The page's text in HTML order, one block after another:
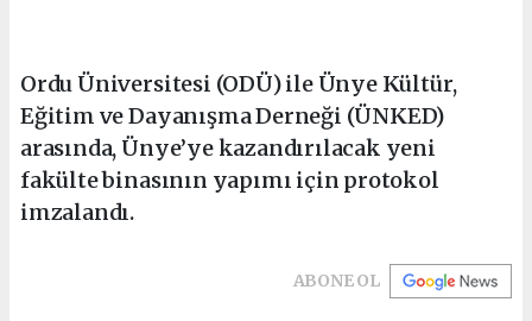
Ordu Üniversitesi (ODÜ) ile Ünye Kültür,
Eğitim ve Dayanışma Derneği (ÜNKED)
arasında, Ünye’ye kazandırılacak yeni
fakülte binasının yapımı için protokol
imzalandı.
ABONE OL